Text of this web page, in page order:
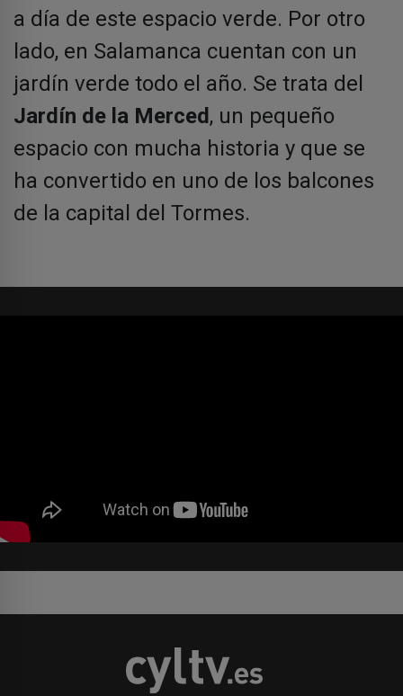
a día de este espacio verde. Por otro
lado, en Salamanca cuentan con un
jardín verde todo el año. Se trata del
Jardín de la Merced, un pequeño
espacio con mucha historia y que se
ha convertido en uno de los balcones
de la capital del Tormes.